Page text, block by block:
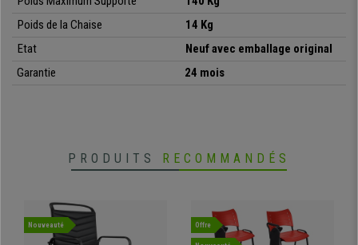
•Piétement métallique noir solide
Poids de la Chaise
14 Kg
Etat
Neuf avec emballage original
Garantie
24 mois
PRODUITS RECOMMANDÉS
Nouveauté Offre